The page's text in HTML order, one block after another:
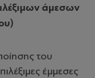
άμεσων
του
έμμεσες